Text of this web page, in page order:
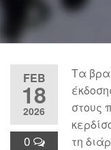
FEB
18
2026
0
Τα
στους
τη